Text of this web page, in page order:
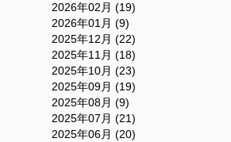
2026年02月 (19)
2026年01月 (9)
2025年12月 (22)
2025年11月 (18)
2025年10月 (23)
2025年09月 (19)
2025年08月 (9)
2025年07月 (21)
2025年06月 (20)